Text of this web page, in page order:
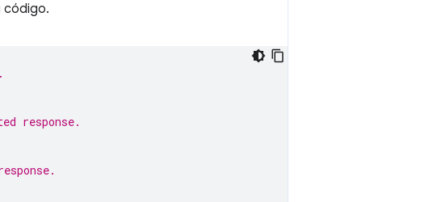
código.
response.